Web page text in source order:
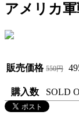
アメリカ
販売価格 550円
購入数
SOLD